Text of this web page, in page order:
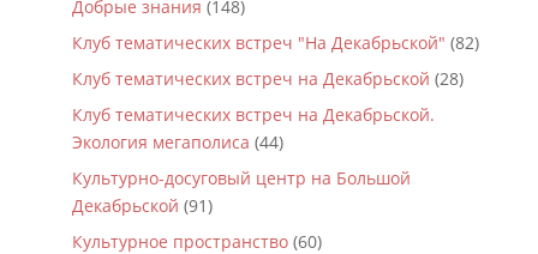
Добрые знания (148)
Клуб тематических встреч "На Декабрьской" (82)
Клуб тематических встреч на Декабрьской (28)
Клуб тематических встреч на Декабрьской.
Экология мегаполиса (44)
Культурно-досуговый центр на Большой
Декабрьской (91)
Культурное пространство(60)